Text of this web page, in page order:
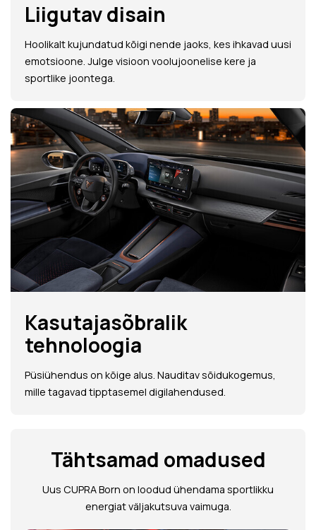
Liigutav disain
Hoolikalt kujundatud kõigi nende jaoks, kes ihkavad uusi
emotsioone. Julge visioon voolujoonelise kere ja
sportlike joontega.
Kasutajasõbralik
tehnoloogia
Püsiühendus on kõige alus. Nauditav sõidukogemus,
mille tagavad tipptasemel digilahendused.
Tähtsamad omadused
Uus CUPRA Born on loodud ühendama sportlikku
energiat väljakutsuva vaimuga.